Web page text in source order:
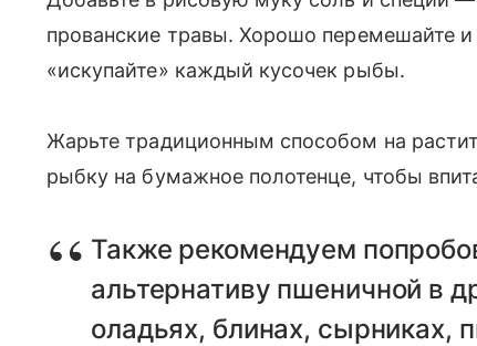
прованские травы. Хорошо перемешайте
«искупайте» каждый кусочек рыбы.
Жарьте традиционным способом на
рыбку на бумажное полотенце, чтобы
Также рекомендуем
альтернативу пшеничной в
оладьях, блинах, сырниках,